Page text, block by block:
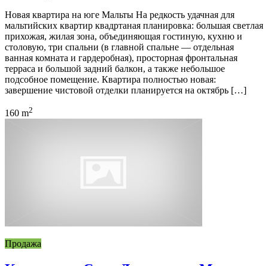
Новая квартира на юге Мальты На редкость удачная для
мальтийских квартир квадртаная планировка: большая светлая
прихожая, жилая зона, объединяющая гостиную, кухню и
столовую, три спальни (в главной спальне — отдельная
ванная комната и гардеробная), просторная фронтальная
терраса и большой задний балкон, а также небольшое
подсобное помещение. Квартира полностью новая:
завершение чистовой отделки планируется на октябрь […]
160 m2
Продажа